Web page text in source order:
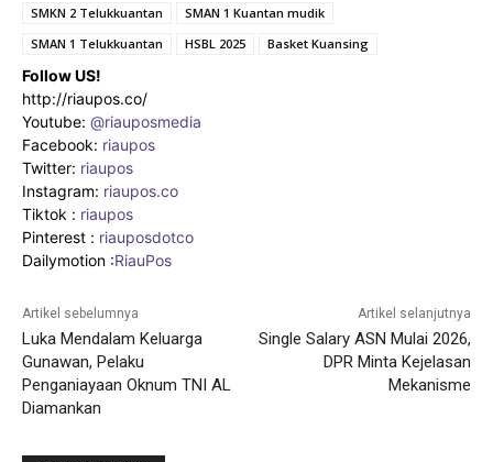
SMKN 2 Telukkuantan
SMAN 1 Kuantan mudik
SMAN 1 Telukkuantan
HSBL 2025 Basket Kuansing
Follow US!
http://riaupos.co/
Youtube: @riauposmedia
Facebook: riaupos
Twitter: riaupos
Instagram: riaupos.co
Tiktok : riaupos
Pinterest : riauposdotco
Dailymotion :RiauPos
Artikel sebelumnya
Luka Mendalam Keluarga
Gunawan, Pelaku
Penganiayaan Oknum TNI AL
Diamankan
Artikel selanjutnya
Single Salary ASN Mulai 2026,
DPR Minta Kejelasan
Mekanisme